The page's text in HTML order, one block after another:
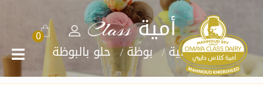
0 أمية Class
الرئيسية بوظة حلو بالبوظة